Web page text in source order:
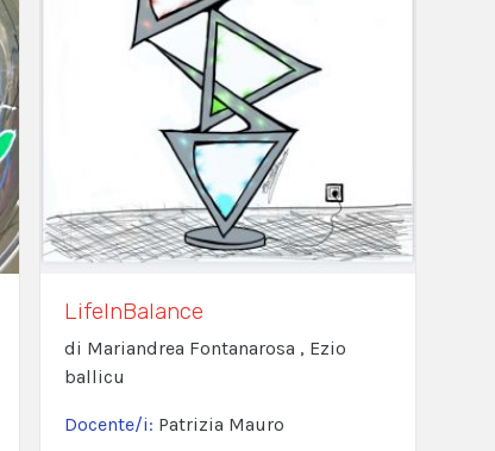
LifeInBalance
di Mariandrea Fontanarosa , Ezio
ballicu
Docente/i: Patrizia Mauro